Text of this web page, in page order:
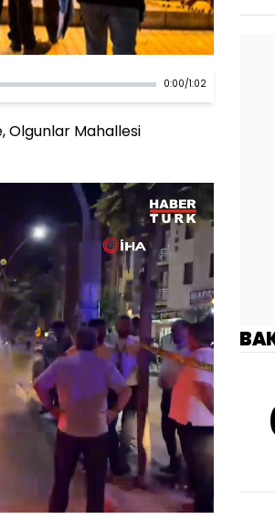
0:00/1:02
Olgunlar Mahallesi
1080
Oynatma
Hızı